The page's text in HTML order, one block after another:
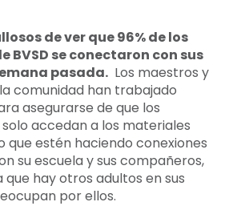
de ver que 96% de los
BVSD se conectaron con sus
pasada. Los maestros y
comunidad han trabajado
asegurarse de que los
accedan a los materiales
que estén haciendo conexiones
su escuela y sus compañeros,
que hay otros adultos en sus
por ellos.